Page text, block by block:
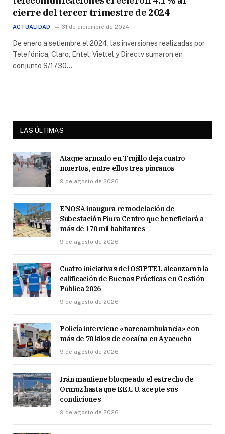
cierre del tercer trimestre de 2024
ACTUALIDAD 31 de diciembre de 2024
De enero a setiembre el 2024, las inversiones realizadas por
Telefónica, Claro, Entel, Viettel y Directv sumaron en
conjunto S/1730…
LAS ÚLTIMAS
Ataque armado en Trujillo deja cuatro
muertos, entre ellos tres piuranos
9 de agosto de 2026
ENOSA inaugura remodelación de
Subestación Piura Centro que beneficiará a
más de 170 mil habitantes
9 de agosto de 2026
Cuatro iniciativas del OSIPTEL alcanzaron la
calificación de Buenas Prácticas en Gestión
Pública 2026
9 de agosto de 2026
Policía interviene «narcoambulancia» con
más de 70 kilos de cocaína en Ayacucho
9 de agosto de 2026
Irán mantiene bloqueado el estrecho de
Ormuz hasta que EE.UU. acepte sus
condiciones
9 de agosto de 2026